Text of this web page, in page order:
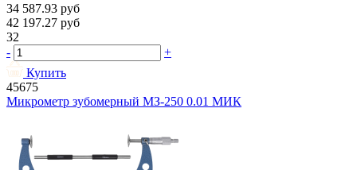
34 587.93 руб
42 197.27 руб
32
-
+
Купить
45675
Микрометр зубомерный МЗ-250 0.01 МИК